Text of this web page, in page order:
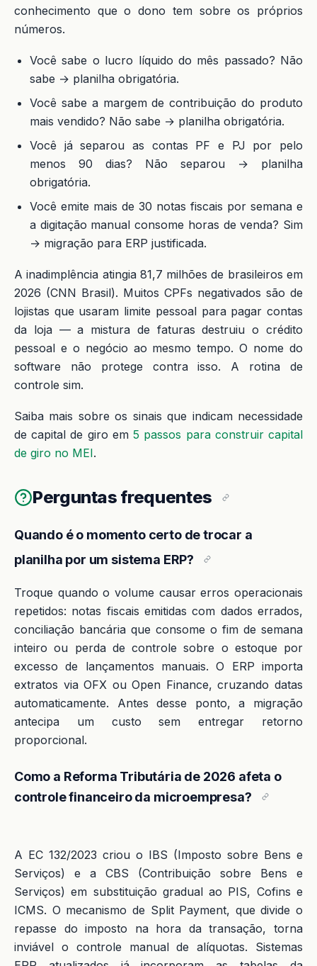
conhecimento que o dono tem sobre os próprios
números.
Você sabe o lucro líquido do mês passado? Não
sabe → planilha obrigatória.
Você sabe a margem de contribuição do produto
mais vendido? Não sabe → planilha obrigatória.
Você já separou as contas PF e PJ por pelo
menos 90 dias? Não separou → planilha
obrigatória.
Você emite mais de 30 notas fiscais por semana e
a digitação manual consome horas de venda? Sim
→ migração para ERP justificada.
A inadimplência atingia 81,7 milhões de brasileiros em
2026 (CNN Brasil). Muitos CPFs negativados são de
lojistas que usaram limite pessoal para pagar contas
da loja — a mistura de faturas destruiu o crédito
pessoal e o negócio ao mesmo tempo. O nome do
software não protege contra isso. A rotina de
controle sim.
Saiba mais sobre os sinais que indicam necessidade
de capital de giro em5 passos para construir capital
de giro no MEI.
Perguntas frequentes
Quando é o momento certo de trocar a
planilha por um sistema ERP?
Troque quando o volume causar erros operacionais
repetidos: notas fiscais emitidas com dados errados,
conciliação bancária que consome o fim de semana
inteiro ou perda de controle sobre o estoque por
excesso de lançamentos manuais. O ERP importa
extratos via OFX ou Open Finance, cruzando datas
automaticamente. Antes desse ponto, a migração
antecipa um custo sem entregar retorno
proporcional.
Como a Reforma Tributária de 2026 afeta o
controle financeiro da microempresa?
A EC 132/2023 criou o IBS (Imposto sobre Bens e
Serviços) e a CBS (Contribuição sobre Bens e
Serviços) em substituição gradual ao PIS, Cofins e
ICMS. O mecanismo de Split Payment, que divide o
repasse do imposto na hora da transação, torna
inviável o controle manual de alíquotas. Sistemas